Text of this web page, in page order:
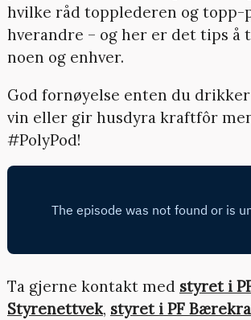
hvilke råd topplederen og
hverandre – og her er det tips å
noen og enhver.
God fornøyelse enten du
vin eller gir husdyra kraftfôr
#PolyPod!
Ta gjerne kontakt med styret i
Styrenettvek, styret i PF